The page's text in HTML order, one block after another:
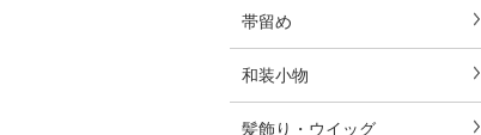
帯留め
和装小物
髪飾り・ウイッグ